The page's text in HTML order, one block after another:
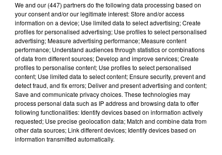
d’abonnés est en réalité géré par un fan
inconditionnel de l’actrice de 42 ans. Mais que
Drake ne désespère pas de pouvoir attirer
l’attention de sa nouvelle proie, car avec le buzz
suscité par sa publication Instagram,il n’est pas
exclut qu’Angelina Jolie soit rapidement mise au
courant de sa tentative de drague… Affaire à
suivre, donc !
L’AMOUR, LA MUSIQUE… DRIZZY EST AU
TAQUET !
Si Drizzy tente désespérément d’obtenir un
We and our (447) partnersdo the following data processing based on
your consent and/or our legitimate interest: Store and/or access
information on a device; Use limited data to select advertising; Create
profiles for personalised advertising; Use profiles to select personalised
advertising; Measure advertising performance; Measure content
performance; Understand audiences through statistics or combinations
of data from different sources; Develop and improve services; Create
profiles to personalise content; Use profiles to select personalised
content; Use limited data to select content; Ensure security, prevent and
detect fraud, and fix errors; Deliver and present advertising and content;
Save and communicate privacy choices. These technologies may
process personal data such as IP address and browsing data to offer
following functionalities: Identify devices based on information actively
requested; Use precise geolocation data; Match and combine data from
other data sources; Link different devices; Identify devices based on
information transmitted automatically.